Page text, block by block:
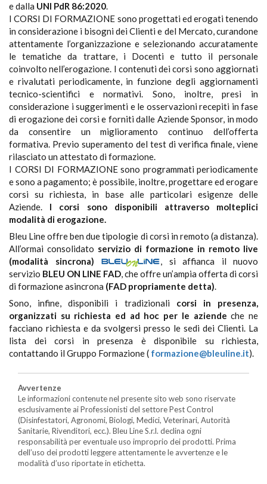
e dalla UNI PdR 86:2020.
I CORSI DI FORMAZIONE sono progettati ed erogati tenendo
in considerazione i bisogni dei Clienti e del Mercato, curandone
attentamente l’organizzazione e selezionando accuratamente
le tematiche da trattare, i Docenti e tutto il personale
coinvolto nell’erogazione. I contenuti dei corsi sono aggiornati
e rivalutati periodicamente, in funzione degli aggiornamenti
tecnico-scientifici e normativi. Sono, inoltre, presi in
considerazione i suggerimenti e le osservazioni recepiti in fase
di erogazione dei corsi e forniti dalle Aziende Sponsor, in modo
da consentire un miglioramento continuo dell’offerta
formativa. Previo superamento del test di verifica finale, viene
rilasciato un attestato di formazione.
I CORSI DI FORMAZIONE sono programmati periodicamente
e sono a pagamento; è possibile, inoltre, progettare ed erogare
corsi su richiesta, in base alle particolari esigenze delle
Aziende. I corsi sono disponibili attraverso molteplici
modalità di erogazione.
Bleu Line offre ben due tipologie di corsi in remoto (a distanza).
All’ormai consolidato servizio di formazione in remoto live
(modalità sincrona)
, si affianca il nuovo
servizio BLEU ON LINE FAD, che offre un’ampia offerta di corsi
di formazione asincrona (FAD propriamente detta).
Sono, infine, disponibili i tradizionali corsi in presenza,
organizzati su richiesta ed ad hoc per le aziendeche ne
facciano richiesta e da svolgersi presso le sedi dei Clienti. La
lista dei corsi in presenza è disponibile su richiesta,
contattando il Gruppo Formazione ( formazione@bleuline.it).
Avvertenze
Le informazioni contenute nel presente sito web sono riservate
esclusivamente ai Professionisti del settore Pest Control
(Disinfestatori, Agronomi, Biologi, Medici, Veterinari, Autorità
Sanitarie, Rivenditori, ecc.). Bleu Line S.r.l. declina ogni
responsabilità per eventuale uso improprio dei prodotti. Prima
dell’uso dei prodotti leggere attentamente le avvertenze e le
modalità d’uso riportate in etichetta.